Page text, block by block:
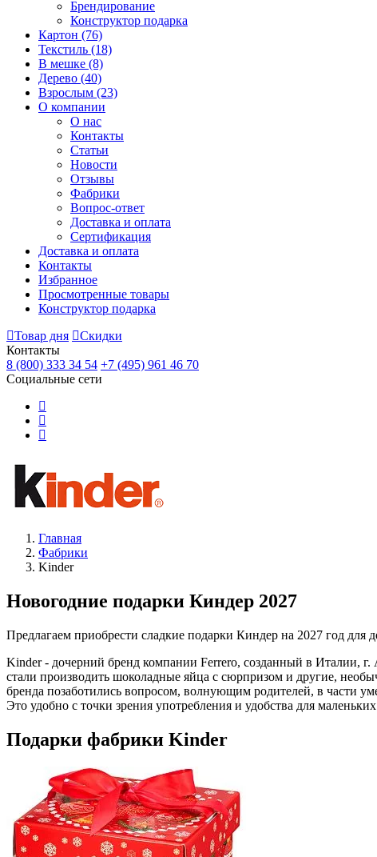
Брендирование
Конструктор подарка
Картон (76)
Текстиль (18)
В мешке (8)
Дерево (40)
Взрослым (23)
О компании
О нас
Контакты
Статьи
Новости
Отзывы
Фабрики
Вопрос-ответ
Доставка и оплата
Сертификация
Доставка и оплата
Контакты
Избранное
Просмотренные товары
Конструктор подарка
Товар дня
Скидки
Контакты
8 (800) 333 34 54 +7 (495) 961 46 70
Социальные сети
Главная
Фабрики
Kinder
Новогодние подарки Киндер 2027
Предлагаем приобрести сладкие подарки Киндер на 2027 год для
Kinder - дочерний бренд компании Ferrero, созданный в Италии,
стали производить шоколадные яйца с сюрпризом и другие,
бренда позаботились вопросом, волнующим родителей, в части
Это удобно с точки зрения употребления и удобства для
Подарки фабрики Kinder